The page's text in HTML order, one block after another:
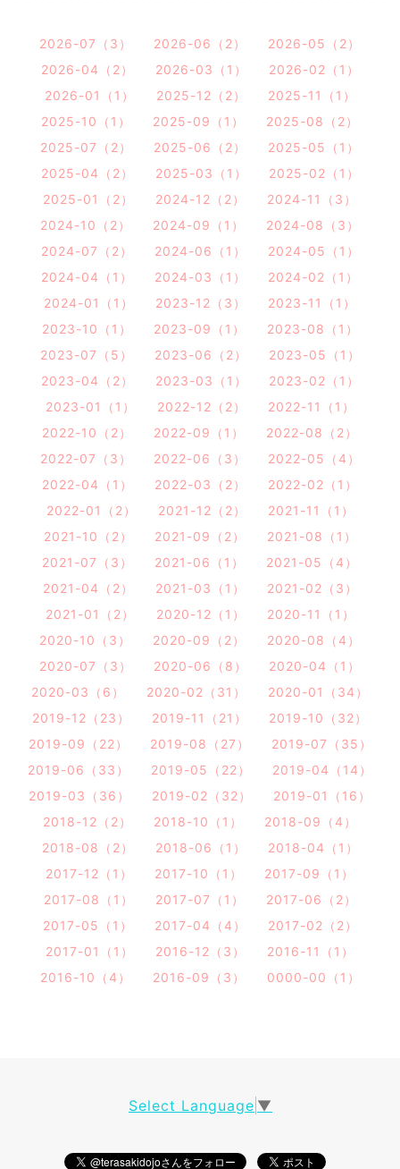
2026-07（3） 2026-06（2）
2026-05（2）
2026-04（2）
2026-03（1）
2026-02（1）
2026-01（1）
2025-12（2）
2025-11（1）
2025-10（1）
2025-09（1）
2025-08（2）
2025-07（2）
2025-06（2）
2025-05（1）
2025-04（2）
2025-03（1）
2025-02（1）
2025-01（2）
2024-12（2）
2024-11（3）
2024-10（2）
2024-09（1）
2024-08（3）
2024-07（2）
2024-06（1）
2024-05（1）
2024-04（1）
2024-03（1）
2024-02（1）
2024-01（1）
2023-12（3）
2023-11（1）
2023-10（1）
2023-09（1）
2023-08（1）
2023-07（5）
2023-06（2）
2023-05（1）
2023-04（2）
2023-03（1）
2023-02（1）
2023-01（1）
2022-12（2）
2022-11（1）
2022-10（2）
2022-09（1）
2022-08（2）
2022-07（3）
2022-06（3）
2022-05（4）
2022-04（1）
2022-03（2）
2022-02（1）
2022-01（2）
2021-12（2）
2021-11（1）
2021-10（2）
2021-09（2）
2021-08（1）
2021-07（3）
2021-06（1）
2021-05（4）
2021-04（2）
2021-03（1）
2021-02（3）
2021-01（2）
2020-12（1）
2020-11（1）
2020-10（3）
2020-09（2）
2020-08（4）
2020-07（3）
2020-06（8）
2020-04（1）
2020-03（6）
2020-02（31）
2020-01（34）
2019-12（23）
2019-11（21）
2019-10（32）
2019-09（22）
2019-08（27）
2019-07（35）
2019-06（33）
2019-05（22）
2019-04（14）
2019-03（36）
2019-02（32）
2019-01（16）
2018-12（2）
2018-10（1）
2018-09（4）
2018-08（2）
2018-06（1）
2018-04（1）
2017-12（1）
2017-10（1）
2017-09（1）
2017-08（1）
2017-07（1）
2017-06（2）
2017-05（1）
2017-04（4）
2017-02（2）
2017-01（1）
2016-12（3）
2016-11（1）
2016-10（4）
2016-09（3） 0000-00（1）
Select Language ▼